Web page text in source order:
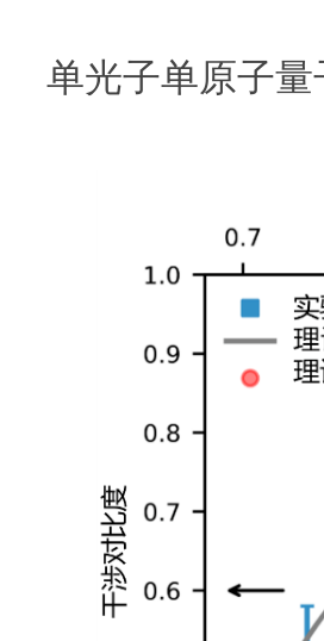
单光子单原子